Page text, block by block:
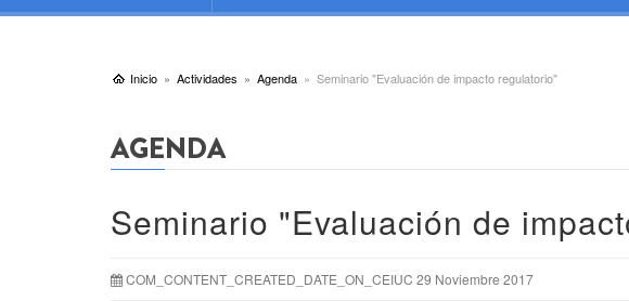
Inicio Actividades Agenda Seminario "Evaluación de impacto regulatorio"
AGENDA
Seminario "Evaluación de
COM_CONTENT_CREATED_DATE_ON_CEIUC 29 Noviembre 2017